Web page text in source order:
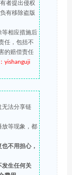
者提出侵权
有移除盗版
等相应措施后
任，包括不
的赔偿责任
yishanguji
无法分享链
放等现象，都
不用担心，
发生任何关